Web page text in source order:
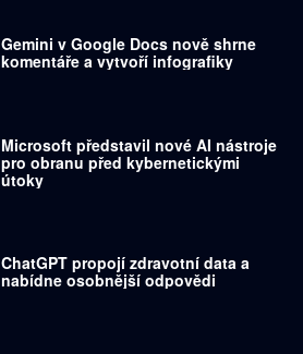
Gemini v Google Docs nově shrne
komentáře a vytvoří infografiky
Microsoft představil nové AI nástroje
pro obranu před kybernetickými
útoky
ChatGPT propojí zdravotní data a
nabídne osobnější odpovědi